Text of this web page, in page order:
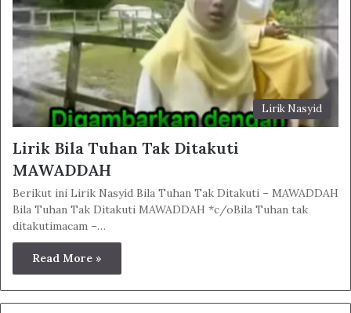
Lirik Nasyid
Lirik Bila Tuhan Tak Ditakuti
MAWADDAH
Berikut ini Lirik Nasyid Bila Tuhan Tak Ditakuti – MAWADDAH
Bila Tuhan Tak Ditakuti MAWADDAH *c/oBila Tuhan tak
ditakutimacam –…
Read More »